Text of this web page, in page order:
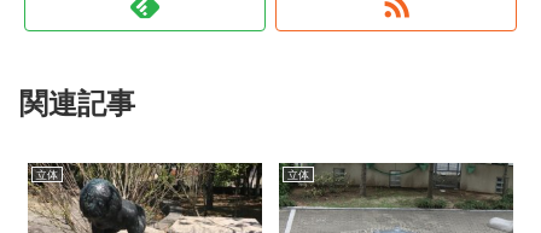
関連記事
立体 立体